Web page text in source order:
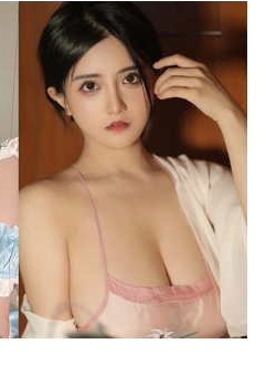
的你 芮晓颖[35P/69MB]
376MB] 2026-01-17
406MB]
2023-03-10
水泽[86P/876.75MB]
朝凰来仪[58P-605MB]
2024-